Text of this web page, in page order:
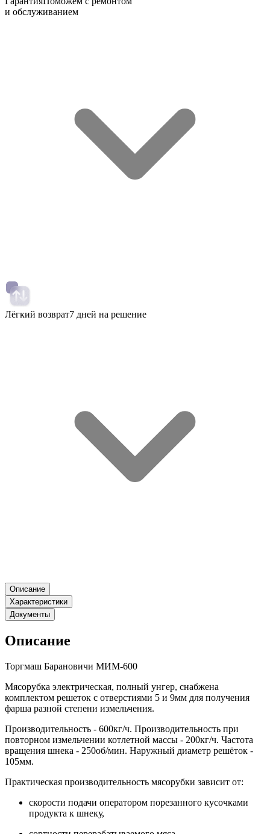
и обслуживанием
Лёгкий возврат7 дней на решение
Описание
Характеристики
Документы
Описание
Торгмаш Барановичи МИМ-600
Мясорубка электрическая, полный унгер, снабжена
комплектом решеток с отверстиями 5 и 9мм для получения
фарша разной степени измельчения.
Производительность - 600кг/ч. Производительность при
повторном измельчении котлетной массы - 200кг/ч. Частота
вращения шнека - 250об/мин. Наружный диаметр решёток -
105мм.
Практическая производительность мясорубки зависит от:
скорости подачи оператором порезанного кусочками
продукта к шнеку,